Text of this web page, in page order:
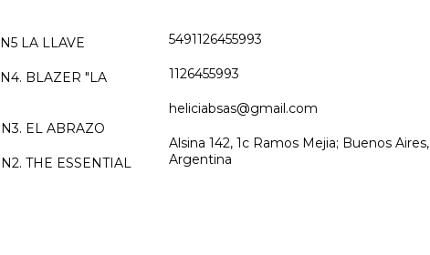
LA LLAVE
BLAZER "LA
EL ABRAZO
THE ESSENTIAL
5491126455993
1126455993
heliciabsas@gmail.com
Alsina 142, 1c Ramos Mejia; Buenos Aires,
Argentina